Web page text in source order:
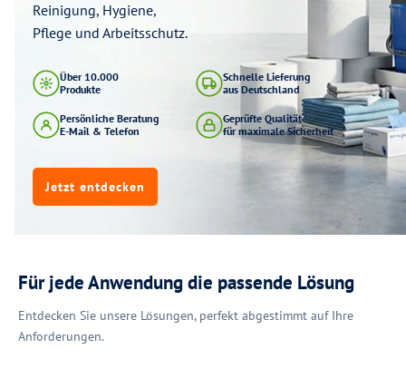
Reinigung, Hygiene,
Pflege und Arbeitsschutz.
Über 10.000
Produkte
Schnelle Lieferung
aus Deutschland
Persönliche Beratung
E-Mail & Telefon
Geprüfte Qualität
für maximale Sicherheit
Jetzt entdecken
Für jede Anwendung die passende Lösung
Entdecken Sie unsere Lösungen, perfekt abgestimmt auf Ihre
Anforderungen.